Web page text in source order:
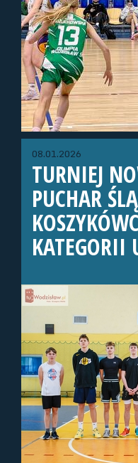
08.01.2026
TURNIEJ
PUCHAR
KATEGORII